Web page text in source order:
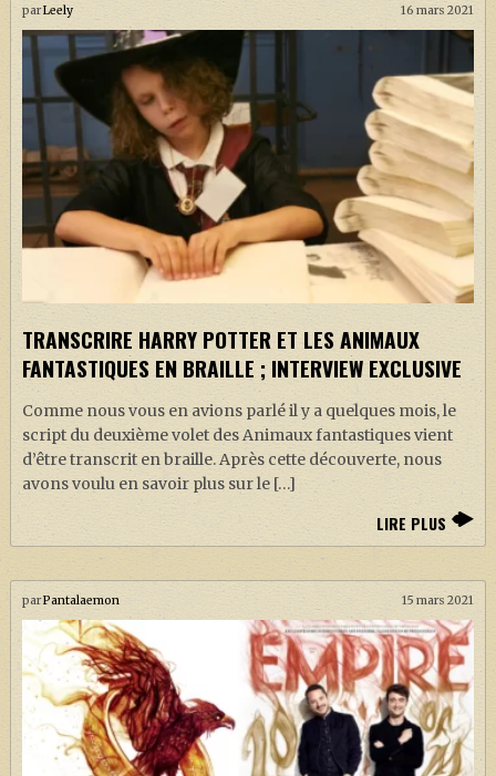
parLeely 16 mars 2021
TRANSCRIRE HARRY POTTER ET LES ANIMAUX
FANTASTIQUES EN BRAILLE ; INTERVIEW EXCLUSIVE
Comme nous vous en avions parlé il y a quelques mois, le
script du deuxième volet des Animaux fantastiques vient
d’être transcrit en braille. Après cette découverte, nous
avons voulu en savoir plus sur le […]
LIRE PLUS
parPantalaemon 15 mars 2021